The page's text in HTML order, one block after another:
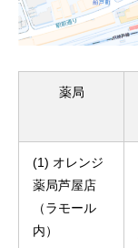
薬局
(1) オレンジ
薬局芦屋店
（ラモール
内）